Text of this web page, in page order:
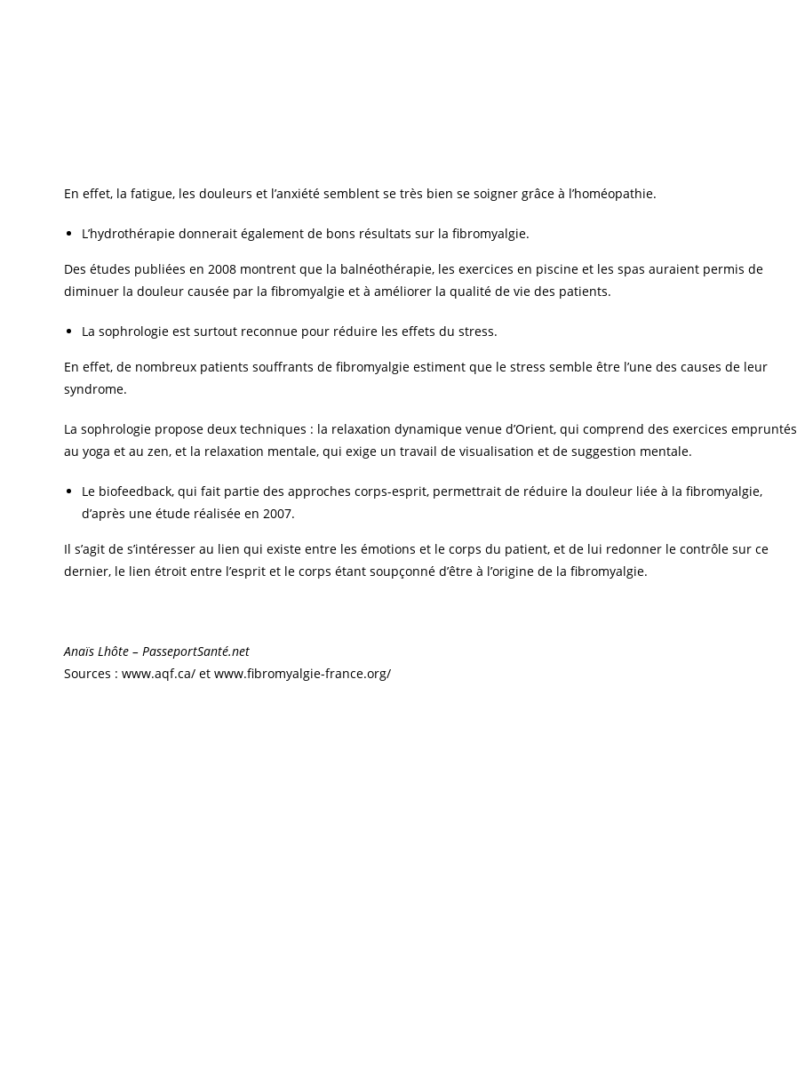
En effet, la fatigue, les douleurs et l’anxiété semblent se très bien se soigner grâce à l’homéopathie.
L’hydrothérapie donnerait également de bons résultats sur la fibromyalgie.
Des études publiées en 2008 montrent que la balnéothérapie, les exercices en piscine et les spas auraient permis de
diminuer la douleur causée par la fibromyalgie et à améliorer la qualité de vie des patients.
La sophrologie est surtout reconnue pour réduire les effets du stress.
En effet, de nombreux patients souffrants de fibromyalgie estiment que le stress semble être l’une des causes de leur
syndrome.
La sophrologie propose deux techniques : la relaxation dynamique venue d’Orient, qui comprend des exercices empruntés
au yoga et au zen, et la relaxation mentale, qui exige un travail de visualisation et de suggestion mentale.
Le biofeedback, qui fait partie des approches corps-esprit, permettrait de réduire la douleur liée à la fibromyalgie,
d’après une étude réalisée en 2007.
Il s’agit de s’intéresser au lien qui existe entre les émotions et le corps du patient, et de lui redonner le contrôle sur ce
dernier, le lien étroit entre l’esprit et le corps étant soupçonné d’être à l’origine de la fibromyalgie.
Anaïs Lhôte – PasseportSanté.net
Sources : www.aqf.ca/ et www.fibromyalgie-france.org/